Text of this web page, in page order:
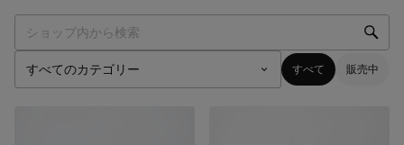
すべて 販売中